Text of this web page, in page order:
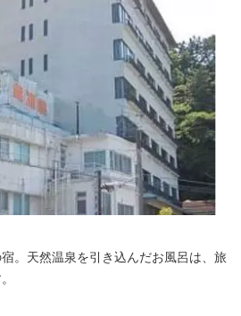
。天然温泉を引き込んだお風呂は、旅